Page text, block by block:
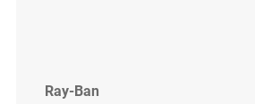
Ray-Ban